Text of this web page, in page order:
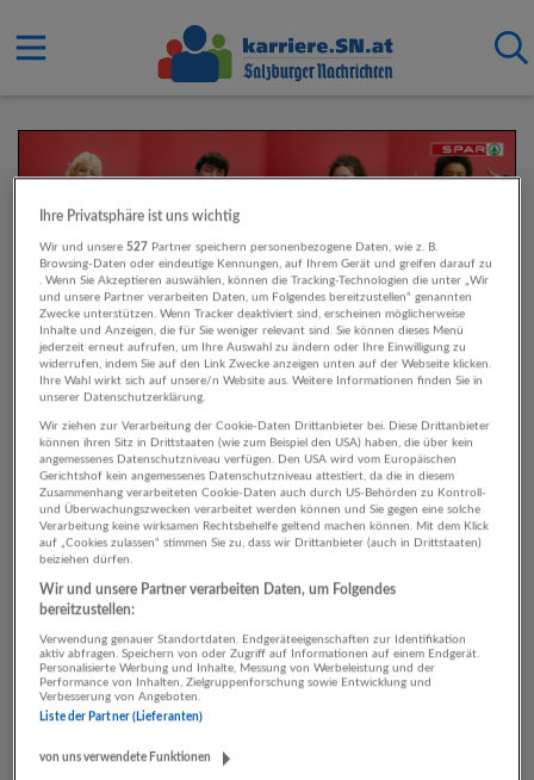
Ihre Privatsphäre ist uns wichtig
Wir und unsere527 Partner speichern personenbezogene Daten, wie z. B.
Browsing-Daten oder eindeutige Kennungen, auf Ihrem Gerät und greifen darauf zu
. Wenn Sie Akzeptieren auswählen, können die Tracking-Technologien die unter „Wir
und unsere Partner verarbeiten Daten, um Folgendes bereitzustellen“ genannten
Zwecke unterstützen. Wenn Tracker deaktiviert sind, erscheinen möglicherweise
Inhalte und Anzeigen, die für Sie weniger relevant sind. Sie können dieses Menü
jederzeit erneut aufrufen, um Ihre Auswahl zu ändern oder Ihre Einwilligung zu
widerrufen, indem Sie auf den Link Zwecke anzeigen unten auf der Webseite klicken.
Ihre Wahl wirkt sich auf unsere/n Website aus. Weitere Informationen finden Sie in
unserer Datenschutzerklärung.
Wir ziehen zur Verarbeitung der Cookie-Daten Drittanbieter bei. Diese Drittanbieter
können ihren Sitz in Drittstaaten (wie zum Beispiel den USA) haben, die über kein
angemessenes Datenschutzniveau verfügen. Den USA wird vom Europäischen
Gerichtshof kein angemessenes Datenschutzniveau attestiert, da die in diesem
Zusammenhang verarbeiteten Cookie-Daten auch durch US-Behörden zu Kontroll-
und Überwachungszwecken verarbeitet werden können und Sie gegen eine solche
Verarbeitung keine wirksamen Rechtsbehelfe geltend machen können. Mit dem Klick
auf „Cookies zulassen“ stimmen Sie zu, dass wir Drittanbieter (auch in Drittstaaten)
beiziehen dürfen.
Wir und unsere Partner verarbeiten Daten, um Folgendes
bereitzustellen:
Verwendung genauer Standortdaten. Endgeräteeigenschaften zur Identifikation
aktiv abfragen. Speichern von oder Zugriff auf Informationen auf einem Endgerät.
Personalisierte Werbung und Inhalte, Messung von Werbeleistung und der
Performance von Inhalten, Zielgruppenforschung sowie Entwicklung und
Verbesserung von Angeboten.
Liste der Partner (Lieferanten)
von uns verwendete Funktionen